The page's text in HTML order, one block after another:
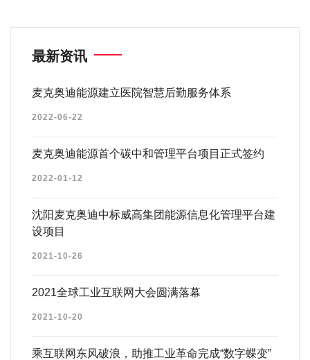
最新资讯
麦克奥迪能源建立医院智慧后勤服务体系
2022-06-22
麦克奥迪能源首个碳中和管理平台项目正式签约
2022-01-12
沈阳麦克奥迪中标威高集团能源信息化管理平台建
设项目
2021-10-26
2021全球工业互联网大会圆满落幕
2021-10-20
乘互联网东风破浪，助推工业革命完成“数字蝶变”